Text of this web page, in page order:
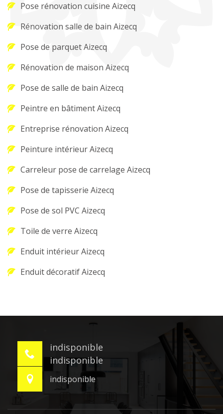
Pose rénovation cuisine Aizecq
Rénovation salle de bain Aizecq
Pose de parquet Aizecq
Rénovation de maison Aizecq
Pose de salle de bain Aizecq
Peintre en bâtiment Aizecq
Entreprise rénovation Aizecq
Peinture intérieur Aizecq
Carreleur pose de carrelage Aizecq
Pose de tapisserie Aizecq
Pose de sol PVC Aizecq
Toile de verre Aizecq
Enduit intérieur Aizecq
Enduit décoratif Aizecq
indisponible
indisponible
indisponible